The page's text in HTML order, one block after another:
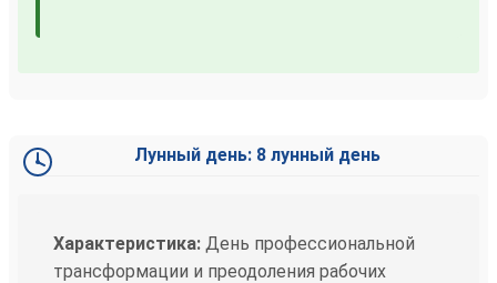
Лунный день: 8 лунный день
Характеристика: День профессиональной
трансформации и преодоления рабочих